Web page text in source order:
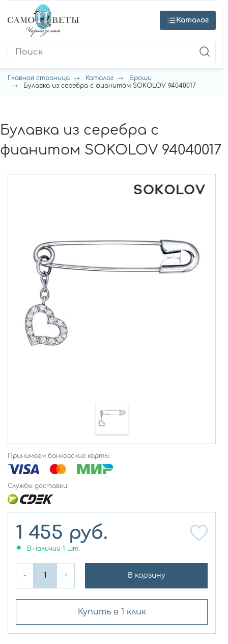
Каталог
Главная страница Каталог
Броши
Булавка из серебра с фианитом SOKOLOV 94040017
Булавка из серебра с
фианитом SOKOLOV 94040017
Принимаем банковские карты:
Службы доставки:
1 455 руб.
В наличии 1 шт.
- + В корзину
Купить в 1 клик